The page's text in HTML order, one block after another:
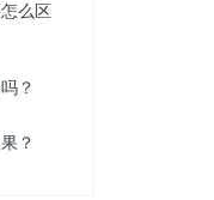
么区
？
？